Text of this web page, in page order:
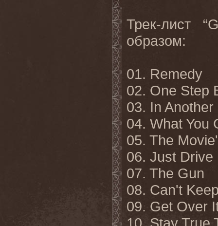
Трек-лист
образом:
01. Remedy
02. One Step
03. In Another
04. What You
05. The
06. Just Drive
07. The Gun
08. Can't
09. Get Over